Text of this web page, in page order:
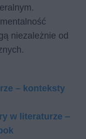
niezależnie od
– konteksty
w literaturze –